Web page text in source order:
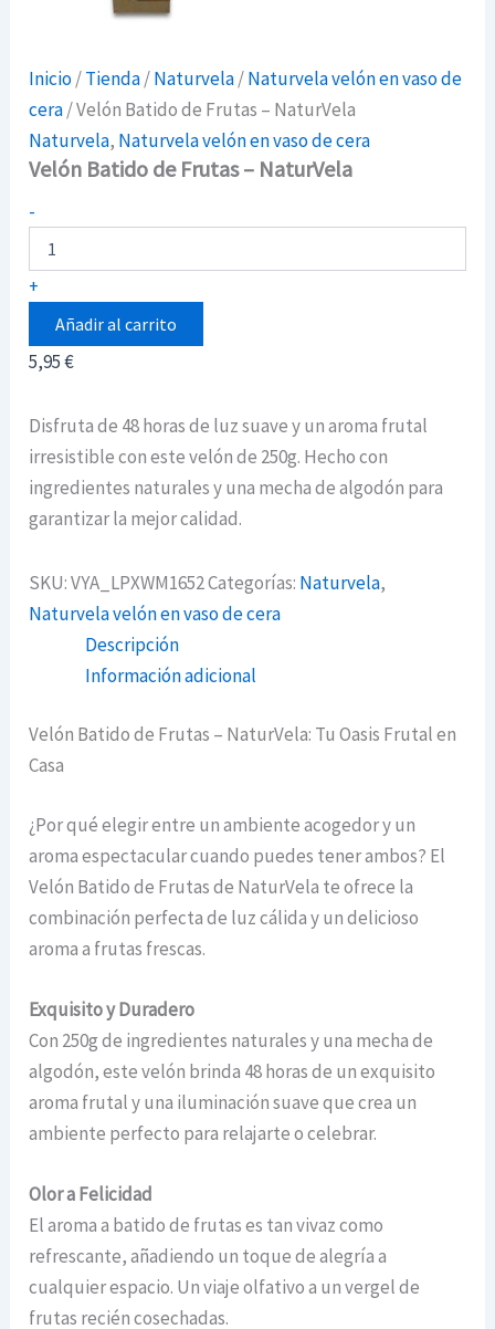
Inicio/Tienda/Naturvela/Naturvela velón en vaso de
cera/ Velón Batido de Frutas – NaturVela
Naturvela, Naturvela velón en vaso de cera
Velón Batido de Frutas – NaturVela
-
Batido
de
Frutas
-
NaturVela
+
Añadir al carrito
5,95€
Disfruta de 48 horas de luz suave y un aroma frutal
irresistible con este velón de 250g. Hecho con
ingredientes naturales y una mecha de algodón para
garantizar la mejor calidad.
SKU:VYA_LPXWM1652Categorías: Naturvela,
Naturvela velón en vaso de cera
Descripción
Información adicional
Velón Batido de Frutas – NaturVela: Tu Oasis Frutal en
Casa
¿Por qué elegir entre un ambiente acogedor y un
aroma espectacular cuando puedes tener ambos? El
Velón Batido de Frutas de NaturVela te ofrece la
combinación perfecta de luz cálida y un delicioso
aroma a frutas frescas.
Exquisito y Duradero
Con 250g de ingredientes naturales y una mecha de
algodón, este velón brinda 48 horas de un exquisito
aroma frutal y una iluminación suave que crea un
ambiente perfecto para relajarte o celebrar.
Olor a Felicidad
El aroma a batido de frutas es tan vivaz como
refrescante, añadiendo un toque de alegría a
cualquier espacio. Un viaje olfativo a un vergel de
frutas recién cosechadas.